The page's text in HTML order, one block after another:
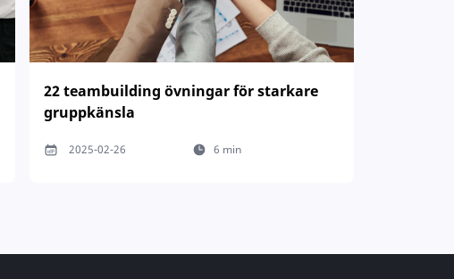
22 teambuilding övningar för starkare
gruppkänsla
2025-02-26 6 min